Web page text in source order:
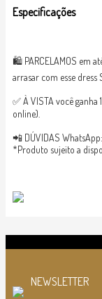
Especificações
🛍 PARCELAMOS em
arrasar com esse dress
✅ À VISTA você
online).
📲 DÚVIDAS
*Produto sujeito a
NEWSLETTER